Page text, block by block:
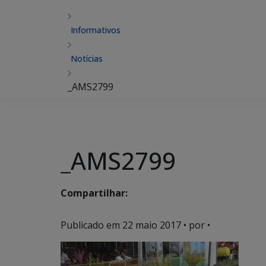
Informativos
Notícias
_AMS2799
_AMS2799
Compartilhar:
Publicado em 22 maio 2017 • por •